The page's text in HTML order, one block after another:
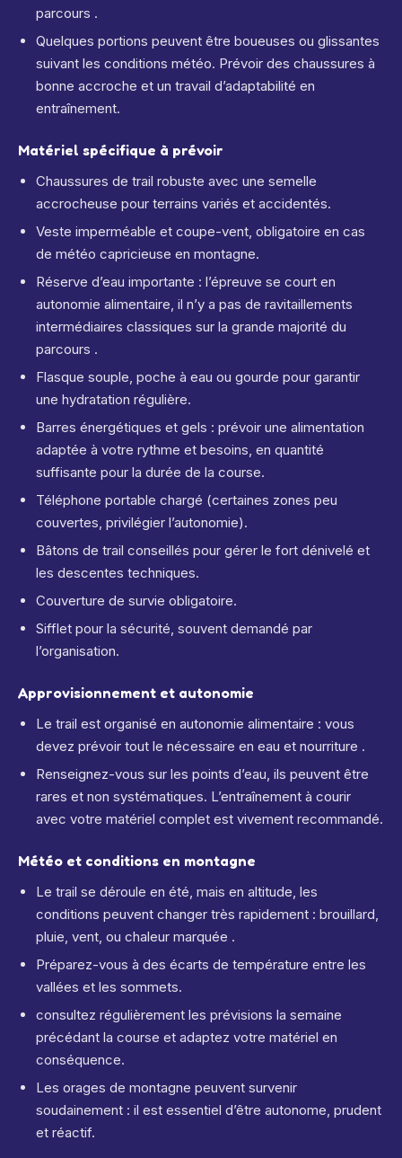
parcours .
Quelques portions peuvent être boueuses ou glissantes
suivant les conditions météo. Prévoir des chaussures à
bonne accroche et un travail d’adaptabilité en
entraînement.
Matériel spécifique à prévoir
Chaussures de trail robuste avec une semelle
accrocheuse pour terrains variés et accidentés.
Veste imperméable et coupe-vent, obligatoire en cas
de météo capricieuse en montagne.
Réserve d’eau importante : l’épreuve se court en
autonomie alimentaire, il n’y a pas de ravitaillements
intermédiaires classiques sur la grande majorité du
parcours .
Flasque souple, poche à eau ou gourde pour garantir
une hydratation régulière.
Barres énergétiques et gels : prévoir une alimentation
adaptée à votre rythme et besoins, en quantité
suffisante pour la durée de la course.
Téléphone portable chargé (certaines zones peu
couvertes, privilégier l’autonomie).
Bâtons de trail conseillés pour gérer le fort dénivelé et
les descentes techniques.
Couverture de survie obligatoire.
Sifflet pour la sécurité, souvent demandé par
l’organisation.
Approvisionnement et autonomie
Le trail est organisé en autonomie alimentaire : vous
devez prévoir tout le nécessaire en eau et nourriture .
Renseignez-vous sur les points d’eau, ils peuvent être
rares et non systématiques. L’entraînement à courir
avec votre matériel complet est vivement recommandé.
Météo et conditions en montagne
Le trail se déroule en été, mais en altitude, les
conditions peuvent changer très rapidement : brouillard,
pluie, vent, ou chaleur marquée .
Préparez-vous à des écarts de température entre les
vallées et les sommets.
consultez régulièrement les prévisions la semaine
précédant la course et adaptez votre matériel en
conséquence.
Les orages de montagne peuvent survenir
soudainement : il est essentiel d’être autonome, prudent
et réactif.